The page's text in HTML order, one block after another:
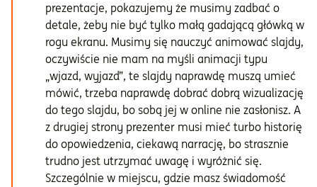
prezentacje, pokazujemy że musimy zadbać o
detale, żeby nie być tylko małą gadającą główką w
rogu ekranu. Musimy się nauczyć animować slajdy,
oczywiście nie mam na myśli animacji typu
„wjazd, wyjazd”, te slajdy naprawdę muszą umieć
mówić, trzeba naprawdę dobrać dobrą wizualizację
do tego slajdu, bo sobą jej w online nie zasłonisz. A
z drugiej strony prezenter musi mieć turbo historię
do opowiedzenia, ciekawą narrację, bo strasznie
trudno jest utrzymać uwagę i wyróżnić się.
Szczególnie w miejscu, gdzie masz świadomość